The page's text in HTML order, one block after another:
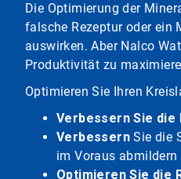
Die Optimierung der
falsche Rezeptur oder ein
auswirken. Aber Nalco
Produktivität zu
Optimieren Sie Ihren
Verbessern Sie die
Verbessern Sie die
im Voraus abmildern
Optimieren Sie die